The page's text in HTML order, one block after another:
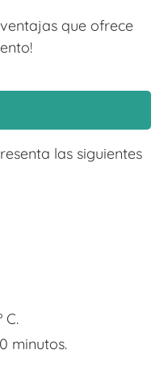
que ofrece
las siguientes
C.
minutos.